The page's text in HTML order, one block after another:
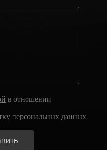
в отношении
персональных данных